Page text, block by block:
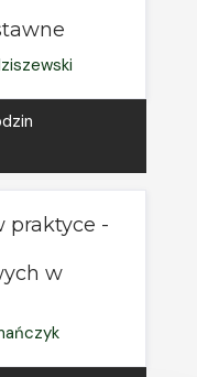
praktyce -
w